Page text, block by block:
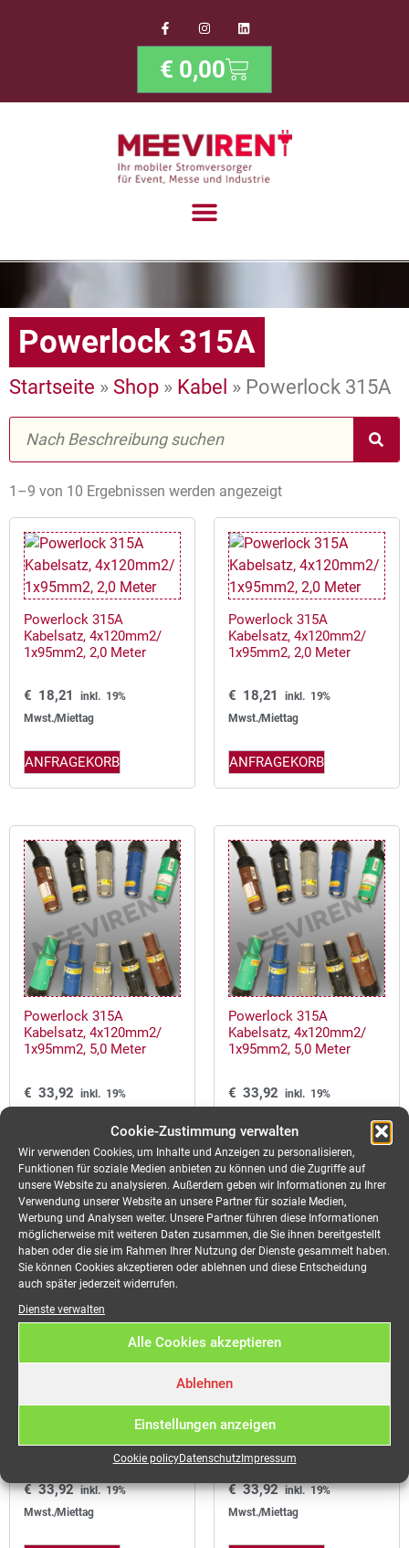
Cookie-Zustimmung verwalten
Wir verwenden Cookies, um Inhalte und Anzeigen zu personalisieren,
Funktionen für soziale Medien anbieten zu können und die Zugriffe auf
unsere Website zu analysieren. Außerdem geben wir Informationen zu Ihrer
Verwendung unserer Website an unsere Partner für soziale Medien,
Werbung und Analysen weiter. Unsere Partner führen diese Informationen
möglicherweise mit weiteren Daten zusammen, die Sie ihnen bereitgestellt
haben oder die sie im Rahmen Ihrer Nutzung der Dienste gesammelt haben.
Sie können Cookies akzeptieren oder ablehnen und diese Entscheidung
auch später jederzeit widerrufen.
Dienste verwalten
Alle Cookies akzeptieren
Ablehnen
Einstellungen anzeigen
Cookie policyDatenschutzImpressum
€ 0,00
Powerlock 315A
Startseite » Shop » Kabel » Powerlock 315A
1–9 von 10 Ergebnissen werden angezeigt
Powerlock 315A
Kabelsatz, 4x120mm2/
1x95mm2, 2,0 Meter
€ 18,21
inkl. 19%
Mwst./Miettag
ANFRAGEKORB
Powerlock 315A
Kabelsatz, 4x120mm2/
1x95mm2, 2,0 Meter
€ 18,21
inkl. 19%
Mwst./Miettag
ANFRAGEKORB
Powerlock 315A
Kabelsatz, 4x120mm2/
1x95mm2, 5,0 Meter
€ 33,92 inkl. 19%
ANFRAGEKORB
Powerlock 315A
Kabelsatz, 4x120mm2/
1x95mm2, 5,0 Meter
€ 33,92 inkl. 19%
ANFRAGEKORB
Kabelsatz, 4x120mm2/
1x95mm2, 10,0 Meter
€33,92 inkl. 19%
Mwst./Miettag
Kabelsatz, 4x120mm2/
1x95mm2, 10,0 Meter
€33,92 inkl. 19%
Mwst./Miettag